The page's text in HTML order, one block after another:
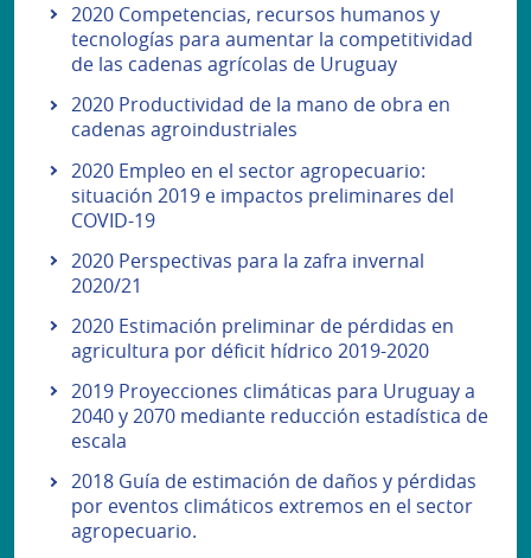
2020 Competencias, recursos humanos y
tecnologías para aumentar la competitividad
de las cadenas agrícolas de Uruguay
2020 Productividad de la mano de obra en
cadenas agroindustriales
2020 Empleo en el sector agropecuario:
situación 2019 e impactos preliminares del
COVID-19
2020 Perspectivas para la zafra invernal
2020/21
2020 Estimación preliminar de pérdidas en
agricultura por déficit hídrico 2019-2020
2019 Proyecciones climáticas para Uruguay a
2040 y 2070 mediante reducción estadística de
escala
2018 Guía de estimación de daños y pérdidas
por eventos climáticos extremos en el sector
agropecuario.